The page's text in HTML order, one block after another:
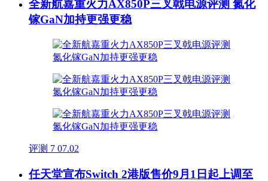
全新航嘉重火力AX850P三叉戟电源评测 氮化
镓GaN加持更强更稳
评测 7 07.02
任天堂宣布Switch 2港版售价9月1日起上调至